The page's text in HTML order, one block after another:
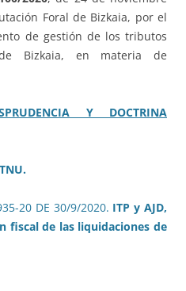
Foral de Bizkaia, por el
de gestión de los tributos
Bizkaia, en materia de
Y DOCTRINA
20 DE 30/9/2020. ITP y AJD,
fiscal de las liquidaciones de